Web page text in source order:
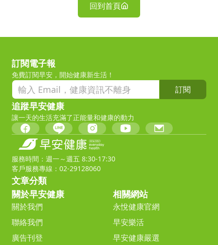
回到首頁
訂閱電子報
免費訂閱早安，開始健康新生活！
訂閱
追蹤早安健康
讓一天的生活充滿了正能量和健康的動力
服務時間：週一～週五 8:30-17:30
客戶服務專線：02-29128060
文章分類
關於早安健康
關於我們
聯絡我們
廣告刊登
相關網站
永悅健康官網
早安樂活
早安健康嚴選